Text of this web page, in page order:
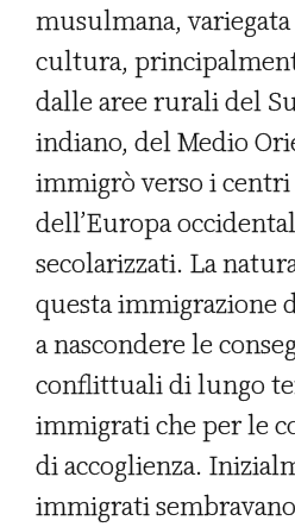
musulmana,
cultura,
dalle aree rurali del
indiano, del Medio
immigrò verso i
dell’Europa
secolarizzati. La
questa immigrazione
a nascondere le
conflittuali di lungo
immigrati che per le
di accoglienza.
immigrati